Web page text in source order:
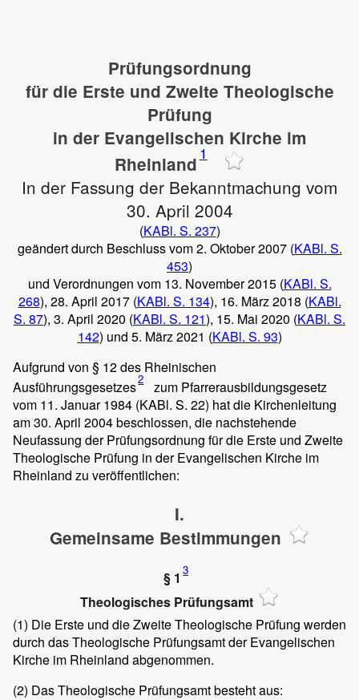
Prüfungsordnung
für die Erste und Zweite Theologische
Prüfung
in der Evangelischen Kirche im
Rheinland 1
In der Fassung der Bekanntmachung vom
30. April 2004
(KABl. S. 237)
geändert durch Beschluss vom 2. Oktober 2007 (KABl. S.
453)
und Verordnungen vom 13. November 2015 (KABl. S.
268), 28. April 2017 (KABl. S. 134), 16. März 2018 (KABl.
S. 87), 3. April 2020 (KABl. S. 121), 15. Mai 2020 (KABl. S.
142) und 5. März 2021 (KABl. S. 93)
Aufgrund von § 12 des Rheinischen
Ausführungsgesetzes2
zum Pfarrerausbildungsgesetz
vom 11. Januar 1984 (KABl. S. 22) hat die Kirchenleitung
am 30. April 2004 beschlossen, die nachstehende
Neufassung der Prüfungsordnung für die Erste und Zweite
Theologische Prüfung in der Evangelischen Kirche im
Rheinland zu veröffentlichen:
I.
Gemeinsame Bestimmungen
§ 1 3
Theologisches Prüfungsamt
(1) Die Erste und die Zweite Theologische Prüfung werden
durch das Theologische Prüfungsamt der Evangelischen
Kirche im Rheinland abgenommen.
(2) Das Theologische Prüfungsamt besteht aus: